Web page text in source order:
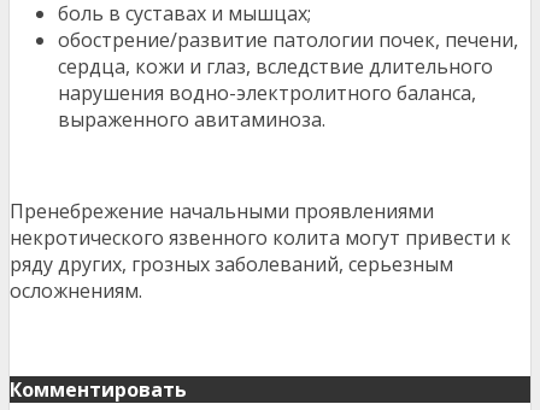
боль в суставах и мышцах;
обострение/развитие патологии почек, печени,
сердца, кожи и глаз, вследствие длительного
нарушения водно-электролитного баланса,
выраженного авитаминоза.
Пренебрежение начальными проявлениями
некротического язвенного колита могут привести к
ряду других, грозных заболеваний, серьезным
осложнениям.
Комментировать